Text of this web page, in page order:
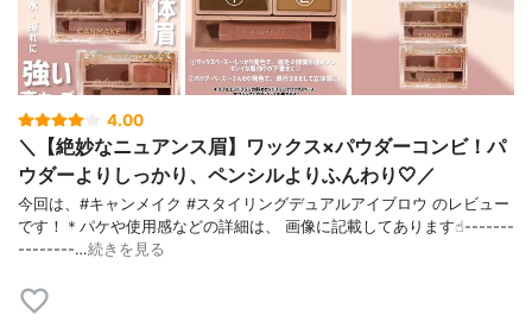
4.00
＼【絶妙なニュアンス眉】ワックス×パウダーコンビ！パ
ウダーよりしっかり、ペンシルよりふんわり🤍／
今回は、#キャンメイク #スタイリングデュアルアイブロウ のレビュー
です！＊パケや使用感などの詳細は、 画像に記載してあります☝︎-------
--------…続きを見る